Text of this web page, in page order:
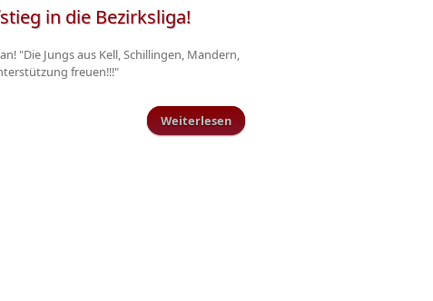
in die Bezirksliga!
"Die Jungs aus Kell, Schillingen, Mandern,
freuen!!!"
Weiterlesen